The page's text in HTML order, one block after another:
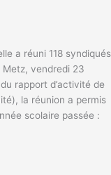
a réuni 118 syndiqués
vendredi 23
rapport d’activité de
la réunion a permis
scolaire passée :